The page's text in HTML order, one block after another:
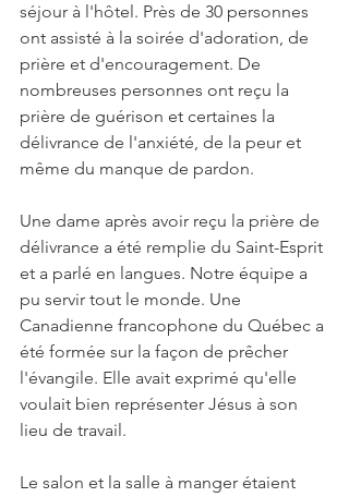
séjour à l'hôtel. Près de 30 personnes
ont assisté à la soirée d'adoration, de
prière et d'encouragement. De
nombreuses personnes ont reçu la
prière de guérison et certaines la
délivrance de l'anxiété, de la peur et
même du manque de pardon.
Une dame après avoir reçu la prière de
délivrance a été remplie du Saint-Esprit
et a parlé en langues. Notre équipe a
pu servir tout le monde. Une
Canadienne francophone du Québec a
été formée sur la façon de prêcher
l'évangile. Elle avait exprimé qu'elle
voulait bien représenter Jésus à son
lieu de travail.
Le salon et la salle à manger étaient